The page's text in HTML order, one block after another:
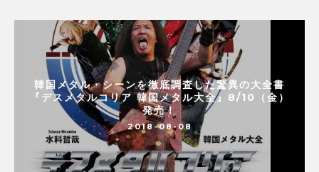
韓国メタル・シーンを徹底調査した驚異の大全書
『デスメタルコリア 韓国メタル大全』8/10（金）
発売！
2018-08-08